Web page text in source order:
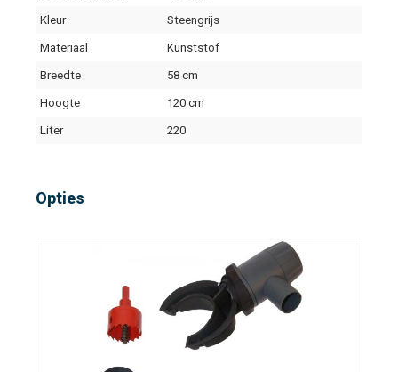
Kleur Steengrijs
Materiaal Kunststof
Breedte 58 cm
Hoogte 120 cm
Liter 220
Opties